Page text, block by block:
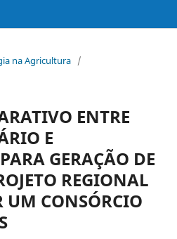
na Agricultura /
ENTRE
E
GERAÇÃO DE
REGIONAL
UM CONSÓRCIO